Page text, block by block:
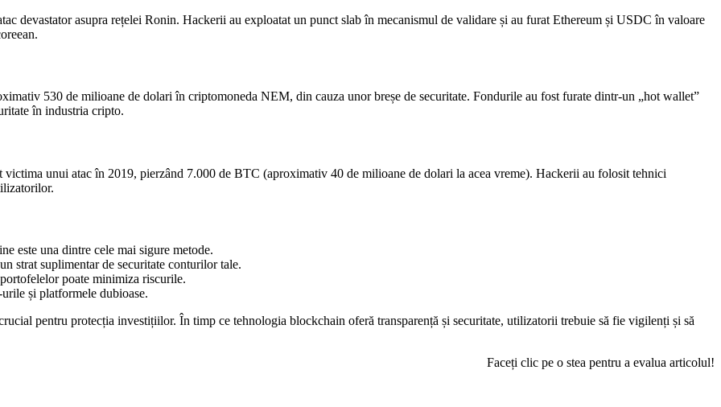
devastator asupra rețelei Ronin. Hackerii au exploatat un punct slab în mecanismul de validare și au furat Ethereum și USDC în valoare
530 de milioane de dolari în criptomoneda NEM, din cauza unor breșe de securitate. Fondurile au fost furate dintr-un „hot wallet”
în industria cripto.
unui atac în 2019, pierzând 7.000 de BTC (aproximativ 40 de milioane de dolari la acea vreme). Hackerii au folosit tehnici
este una dintre cele mai sigure metode.
strat suplimentar de securitate conturilor tale.
poate minimiza riscurile.
și platformele dubioase.
pentru protecția investițiilor. În timp ce tehnologia blockchain oferă transparență și securitate, utilizatorii trebuie să fie vigilenți și să
Faceți clic pe o stea pentru a evalua articolul!